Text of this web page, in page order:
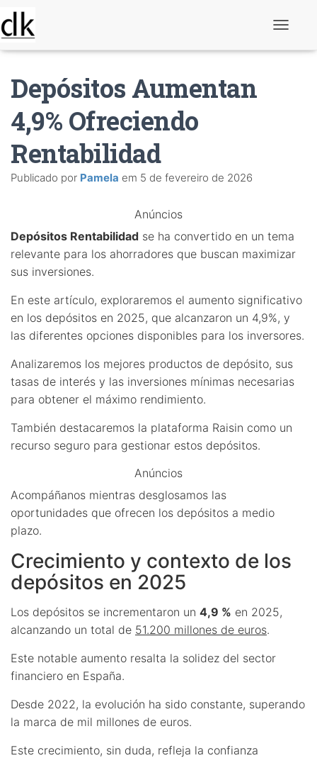
Depósitos Aumentan
4,9% Ofreciendo
Rentabilidad
Publicado por Pamela em 5 de fevereiro de 2026
Anúncios
Depósitos Rentabilidad se ha convertido en un tema
relevante para los ahorradores que buscan maximizar
sus inversiones.
En este artículo, exploraremos el aumento significativo
en los depósitos en 2025, que alcanzaron un 4,9%, y
las diferentes opciones disponibles para los inversores.
Analizaremos los mejores productos de depósito, sus
tasas de interés y las inversiones mínimas necesarias
para obtener el máximo rendimiento.
También destacaremos la plataforma Raisin como un
recurso seguro para gestionar estos depósitos.
Anúncios
Acompáñanos mientras desglosamos las
oportunidades que ofrecen los depósitos a medio
plazo.
Crecimiento y contexto de los
depósitos en 2025
Los depósitos se incrementaron un 4,9 % en 2025,
alcanzando un total de 51.200 millones de euros.
Este notable aumento resalta la solidez del sector
financiero en España.
Desde 2022, la evolución ha sido constante, superando
la marca de mil millones de euros.
Este crecimiento, sin duda, refleja la confianza